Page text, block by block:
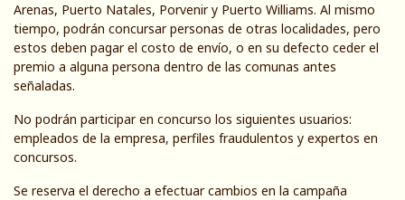
Arenas, Puerto Natales, Porvenir y Puerto Williams. Al mismo
tiempo, podrán concursar personas de otras localidades, pero
estos deben pagar el costo de envío, o en su defecto ceder el
premio a alguna persona dentro de las comunas antes
señaladas.
No podrán participar en concurso los siguientes usuarios:
empleados de la empresa, perfiles fraudulentos y expertos en
concursos.
Se reserva el derecho a efectuar cambios en la campaña